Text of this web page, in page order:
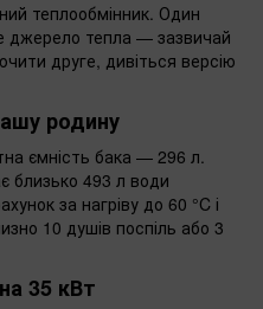
теплообмінник. Один
джерело тепла — зазвичай
друге, дивіться версію
родину
ємність бака — 296 л.
близько 493 л води
за нагріву до 60 °C і
10 душів поспіль або 3
35 кВт